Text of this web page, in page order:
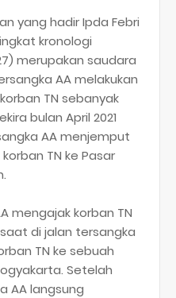
yang hadir Ipda Febri
kronologi
merupakan saudara
AA melakukan
TN sebanyak
bulan April 2021
AA menjemput
TN ke Pasar
mengajak korban TN
di jalan tersangka
TN ke sebuah
Setelah
AA langsung